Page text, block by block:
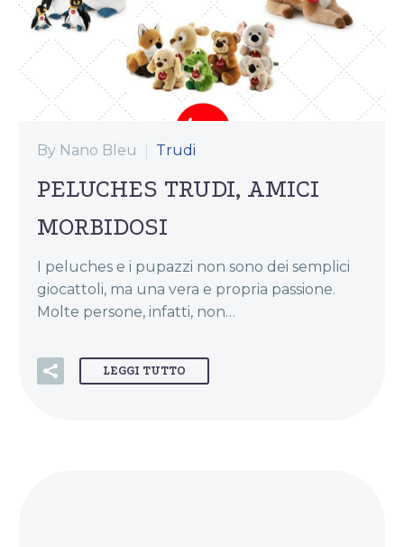
By Nano Bleu Trudi
PELUCHES TRUDI, AMICI
MORBIDOSI
I peluches e i pupazzi non sono dei semplici
giocattoli, ma una vera e propria passione.
Molte persone, infatti, non…
LEGGI TUTTO